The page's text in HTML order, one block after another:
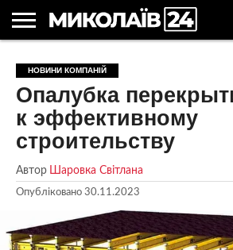
НОВИНИ
НОВИНИ
МИКОЛАЄВА
МИКОЛАЇВСЬКА
ОБЛАСТЬ
НОВИНИ
СПОРТУ
УКРАЇНА
ТА СВІТ
НОВИНИ
КОМПАНІЙ
АСТРОЛОГІЯ
СВЯТА
В
УКРАЇНІ
КОРИСНІ
СТАТТІ
НОВИНИ КОМПАНІЙ
Опалубка
к эффективному
строительству
Автор Шаровка Світлана
Опубліковано 30.11.2023